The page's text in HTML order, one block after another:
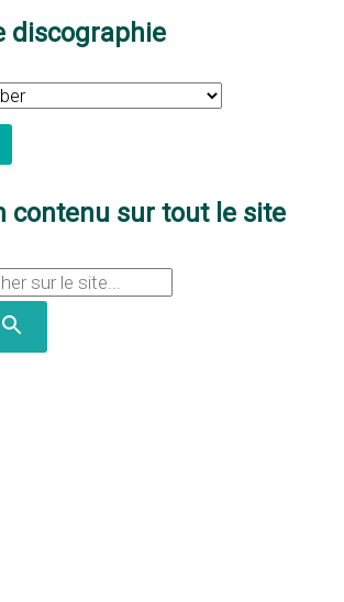
discographie
contenu sur tout le site